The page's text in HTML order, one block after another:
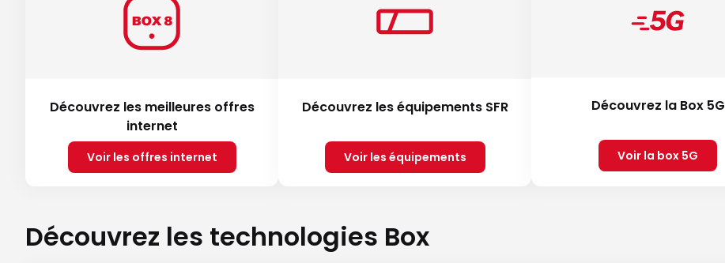
Découvrez les meilleures offres
internet
Voir les offres internet
Découvrez les équipements SFR
Voir les équipements
Découvrez la Box 5G
Voir la box 5G
Découvrez les technologies Box